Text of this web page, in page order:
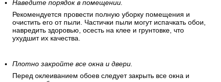
Отключите электроэнергию.
В целях безопасности перед поклейкой обоев
рекомендуется отключить электроэнергию в помещении.
Рекомендуется провести полную уборку помещения и
очистить его от пыли. Частички пыли могут испачкать обои,